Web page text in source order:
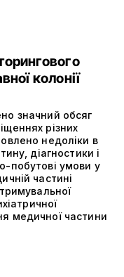
колонії
значний обсяг
різних
недоліки в
діагностики і
побутові умови у
частині
медичної частини